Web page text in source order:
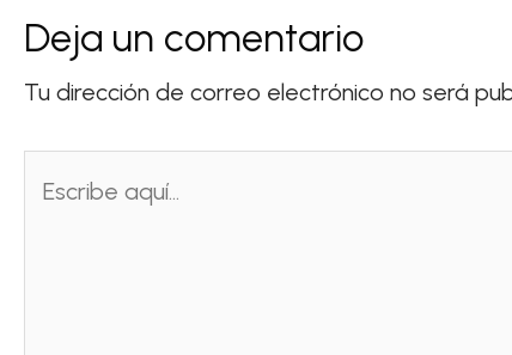
Deja un comentario
Tu dirección de correo electrónico no será